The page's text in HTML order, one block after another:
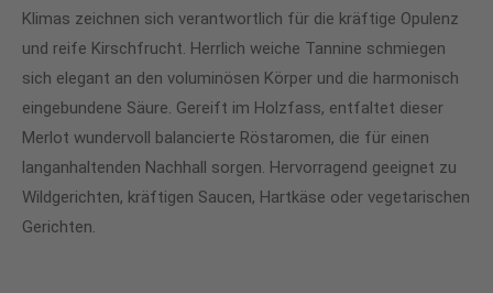
Klimas zeichnen sich verantwortlich für die kräftige Opulenz
und reife Kirschfrucht. Herrlich weiche Tannine schmiegen
sich elegant an den voluminösen Körper und die harmonisch
eingebundene Säure. Gereift im Holzfass, entfaltet dieser
Merlot wundervoll balancierte Röstaromen, die für einen
langanhaltenden Nachhall sorgen. Hervorragend geeignet zu
Wildgerichten, kräftigen Saucen, Hartkäse oder vegetarischen
Gerichten.